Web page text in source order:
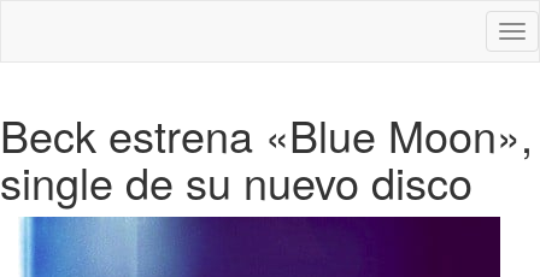
Beck estrena «Blue Moon»,
single de su nuevo disco